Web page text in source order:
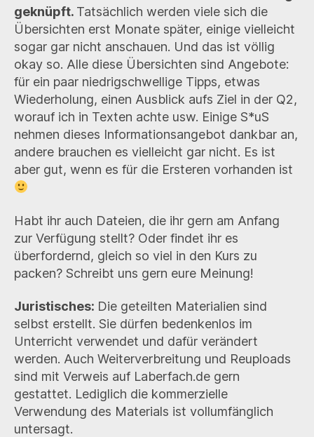
geknüpft. Tatsächlich werden viele sich die
Übersichten erst Monate später, einige vielleicht
sogar gar nicht anschauen. Und das ist völlig
okay so. Alle diese Übersichten sind Angebote:
für ein paar niedrigschwellige Tipps, etwas
Wiederholung, einen Ausblick aufs Ziel in der Q2,
worauf ich in Texten achte usw. Einige S*uS
nehmen dieses Informationsangebot dankbar an,
andere brauchen es vielleicht gar nicht. Es ist
aber gut, wenn es für die Ersteren vorhanden ist
Habt ihr auch Dateien, die ihr gern am Anfang
zur Verfügung stellt? Oder findet ihr es
überfordernd, gleich so viel in den Kurs zu
packen? Schreibt uns gern eure Meinung!
Juristisches: Die geteilten Materialien sind
selbst erstellt. Sie dürfen bedenkenlos im
Unterricht verwendet und dafür verändert
werden. Auch Weiterverbreitung und Reuploads
sind mit Verweis auf Laberfach.de gern
gestattet. Lediglich die kommerzielle
Verwendung des Materials ist vollumfänglich
untersagt.